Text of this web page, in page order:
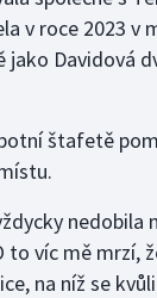
v roce 2023 v
jako Davidová
štafetě
nedobila
to víc mě mrzí,
na níž se